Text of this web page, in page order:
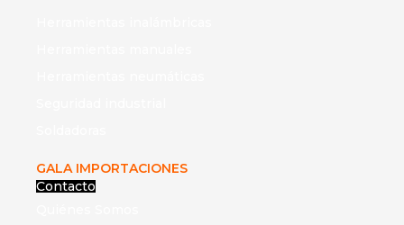
GALA IMPORTACIONES
Contacto